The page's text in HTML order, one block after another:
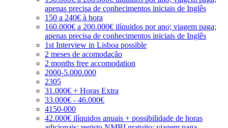
apenas precisa de conhecimentos iniciais de Inglês
150 a 240€ à hora
160.000€ a 200.000€ ilíquidos por ano; viagem paga;
apenas precisa de conhecimentos iniciais de Inglês
1st Interview in Lisboa possible
2 meses de acomodação
2 months free accomodation
2000-5.000.000
2305
31.000€ + Horas Extra
33.000€ - 46.000€
4150-000
42.000€ ilíquidos anuais + possibilidade de horas